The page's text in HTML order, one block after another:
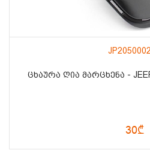
ᲪᲮᲐᲣᲠᲐ ᲦᲘᲐ ᲛᲐᲠᲪᲮᲔᲜᲐ -
30₾